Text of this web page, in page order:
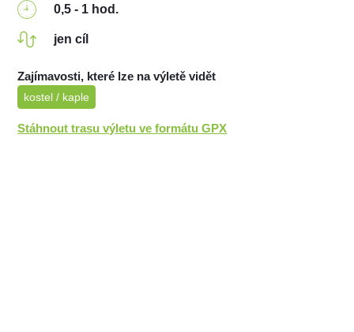
0,5 - 1 hod.
jen cíl
Zajímavosti, které lze na výletě vidět
kostel / kaple
Stáhnout trasu výletu ve formátu GPX